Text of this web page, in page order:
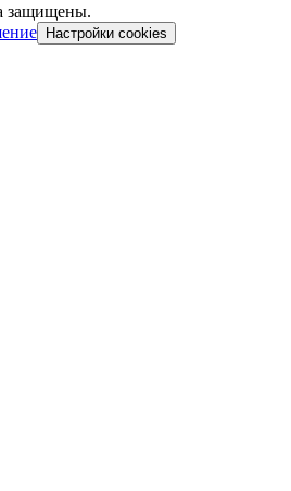
защищены.
Настройки cookies